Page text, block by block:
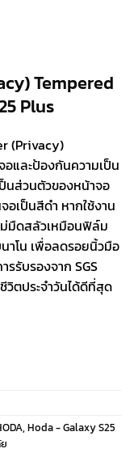
Tempered
Plus
(Privacy)
และป้องกันความเป็น
นส่วนตัวของหน้าจอ
อเป็นสีดำ หากใช้งาน
ม่มืดสลัวเหมือนฟิล์ม
าโน เพื่อลดรอยนิ้วมือ
รรับรองจาก SGS
วิตประจำวันได้ดีที่สุด
, Hoda - Galaxy S25